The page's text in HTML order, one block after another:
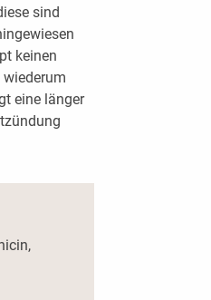
sind
keinen
eine länger